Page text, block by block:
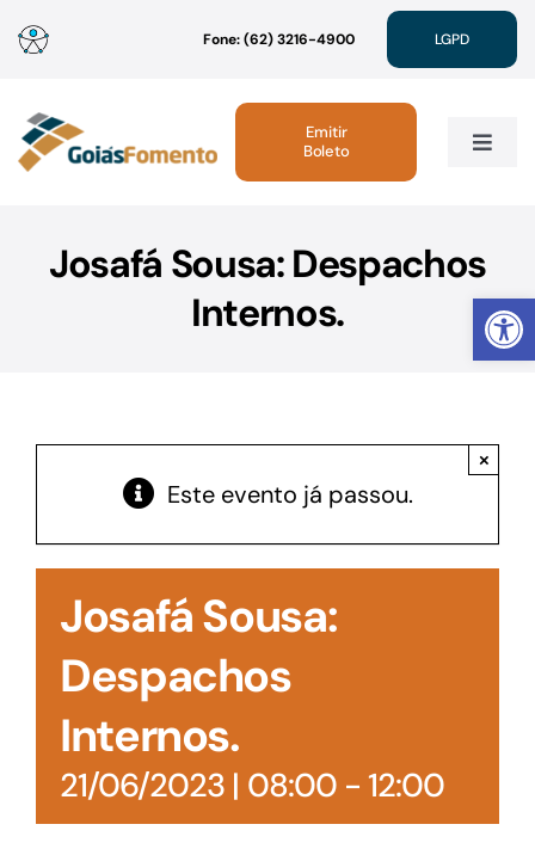
Abrir
para
conteúdo
Fone: (62) 3216-4900 LGPD
Toggle
Linhas de Crédito
Acesso à Informação
Emitir
Boleto
Josafá Sousa: Despachos
Internos.
Este evento já passou.
×
Josafá Sousa:
Despachos
Internos.
21/06/2023 | 08:00- 12:00